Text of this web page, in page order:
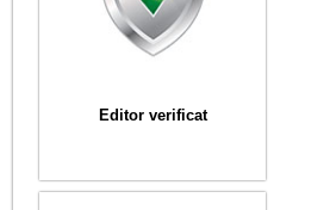
Editor verificat